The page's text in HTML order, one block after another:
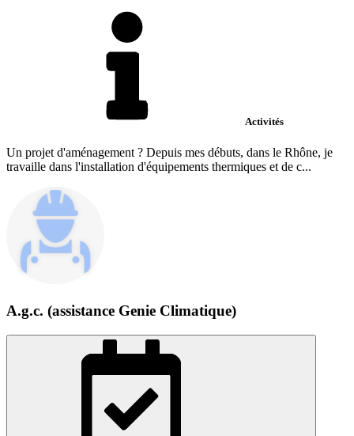
Activités
Un projet d'aménagement ? Depuis mes débuts, dans le Rhône, je
travaille dans l'installation d'équipements thermiques et de c...
A.g.c. (assistance Genie Climatique)